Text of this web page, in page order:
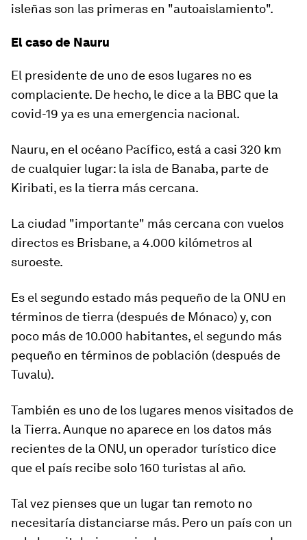
isleñas son las primeras en "autoaislamiento".
El caso de Nauru
El presidente de uno de esos lugares no es
complaciente. De hecho, le dice a la BBC que la
covid-19 ya es una emergencia nacional.
Nauru, en el océano Pacífico, está a casi 320 km
de cualquier lugar: la isla de Banaba, parte de
Kiribati, es la tierra más cercana.
La ciudad "importante" más cercana con vuelos
directos es Brisbane, a 4.000 kilómetros al
suroeste.
Es el segundo estado más pequeño de la ONU en
términos de tierra (después de Mónaco) y, con
poco más de 10.000 habitantes, el segundo más
pequeño en términos de población (después de
Tuvalu).
También es uno de los lugares menos visitados de
la Tierra.Aunque no aparece en los datos más
recientes de la ONU, un operador turístico dice
que el país recibe solo 160 turistas al año.
Tal vez pienses que un lugar tan remoto no
necesitaría distanciarse más. Pero un país con un